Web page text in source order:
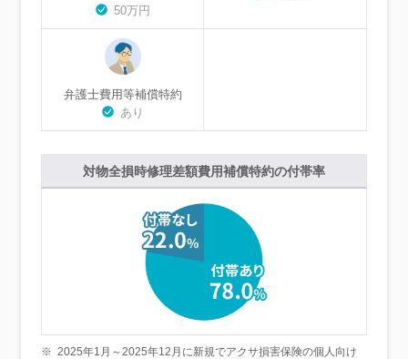
50万円
弁護士費用等補償特約
あり
対物全損時修理差額費用補償特約の付帯率
※ 2025年1月～2025年12月に新規でアクサ損害保険の個人向け